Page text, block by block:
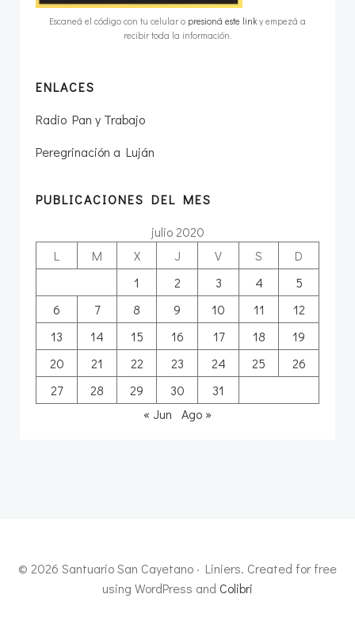
Escaneá el código con tu celular o presioná este link y empezá a
recibir toda la información.
ENLACES
Radio Pan y Trabajo
Peregrinación a Luján
PUBLICACIONES DEL MES
julio 2020
L
M X J V S
D
1
2 3 4
5
6
7 8 9 10 11
12
13
14 15 16 17 18
19
20
21 22 23 24 25
26
27
28 29 30
31
« Jun
Ago »
© 2026 Santuario San Cayetano · Liniers. Created for free
using WordPress and Colibri